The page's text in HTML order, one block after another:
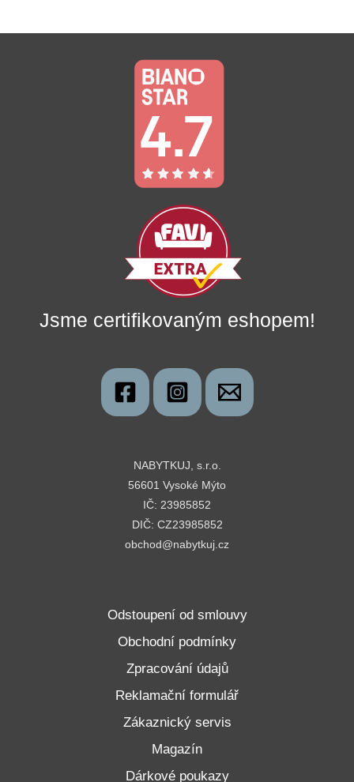
Jsme certifikovaným eshopem!
NABYTKUJ, s.r.o.
56601 Vysoké Mýto
IČ: 23985852
DIČ: CZ23985852
obchod@nabytkuj.cz
Odstoupení od smlouvy
Obchodní podmínky
Zpracování údajů
Reklamační formulář
Zákaznický servis
Magazín
Dárkové poukazy